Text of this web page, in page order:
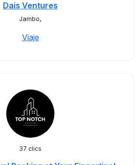
Dais Ventures
Jambo,
Viaje
37 clics